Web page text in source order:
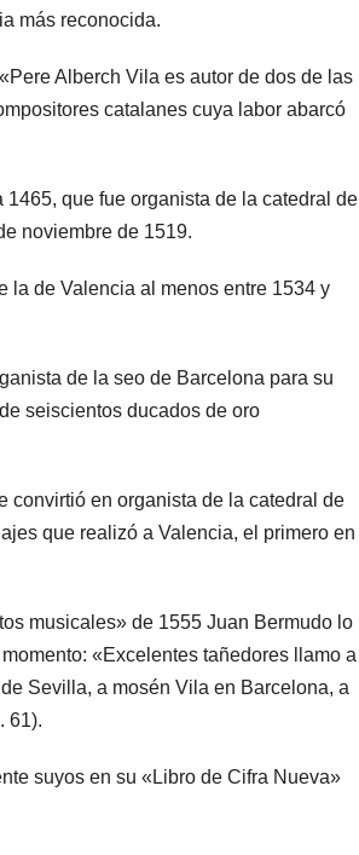
más reconocida.
Alberch Vila es autor de dos de las
catalanes cuya labor abarcó
que fue organista de la catedral de
noviembre de 1519.
la de Valencia al menos entre 1534 y
de la seo de Barcelona para su
seiscientos ducados de oro
convirtió en organista de la catedral de
que realizó a Valencia, el primero en
musicales» de 1555 Juan Bermudo lo
«Excelentes tañedores llamo a
Sevilla, a mosén Vila en Barcelona, a
61).
suyos en su «Libro de Cifra Nueva»